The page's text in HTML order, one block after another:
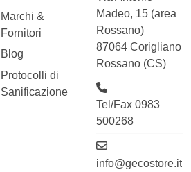
Marchi &
Fornitori
Blog
Protocolli di
Sanificazione
Madeo, 15 (area
Rossano)
87064 Corigliano
Rossano (CS)
Tel/Fax 0983
500268
info@gecostore.it